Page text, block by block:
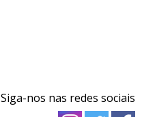
Siga-nos nas redes sociais